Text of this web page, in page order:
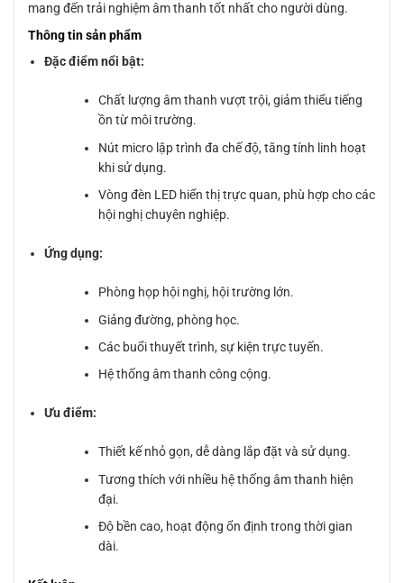
mang đến trải nghiệm âm thanh tốt nhất cho người dùng.
Thông tin sản phẩm
Đặc điểm nổi bật:
Chất lượng âm thanh vượt trội, giảm thiểu tiếng
ồn từ môi trường.
Nút micro lập trình đa chế độ, tăng tính linh hoạt
khi sử dụng.
Vòng đèn LED hiển thị trực quan, phù hợp cho các
hội nghị chuyên nghiệp.
Ứng dụng:
Phòng họp hội nghị, hội trường lớn.
Giảng đường, phòng học.
Các buổi thuyết trình, sự kiện trực tuyến.
Hệ thống âm thanh công cộng.
Ưu điểm:
Thiết kế nhỏ gọn, dễ dàng lắp đặt và sử dụng.
Tương thích với nhiều hệ thống âm thanh hiện
đại.
Độ bền cao, hoạt động ổn định trong thời gian
dài.